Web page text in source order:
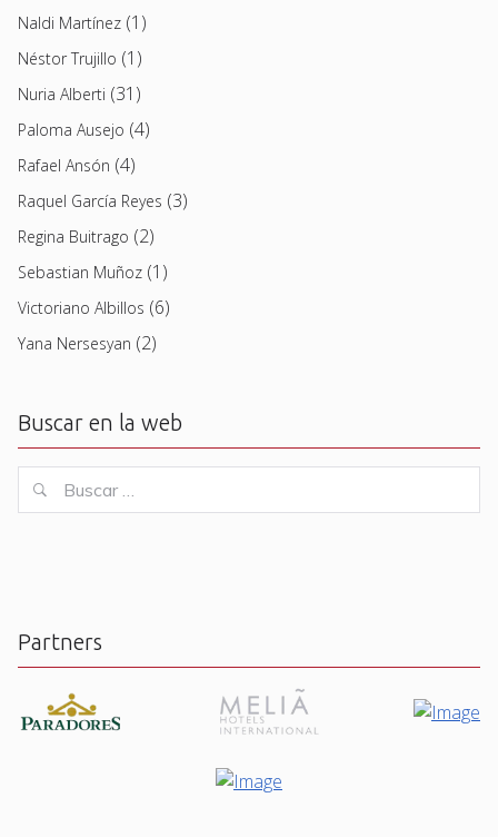
Naldi Martínez (1)
Néstor Trujillo (1)
Nuria Alberti (31)
Paloma Ausejo (4)
Rafael Ansón (4)
Raquel García Reyes (3)
Regina Buitrago (2)
Sebastian Muñoz (1)
Victoriano Albillos (6)
Yana Nersesyan (2)
Buscar en la web
for:
Buscar
Partners